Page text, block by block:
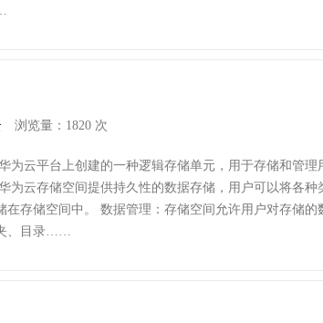
浏览量：1820 次
为云平台上创建的一种逻辑存储单元，用于存储和管理
为云存储空间提供持久性的数据存储，用户可以将各种
存储空间中。 数据管理：存储空间允许用户对存储的
、目录……